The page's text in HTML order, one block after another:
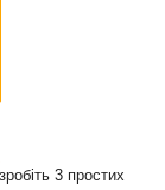
3 простих